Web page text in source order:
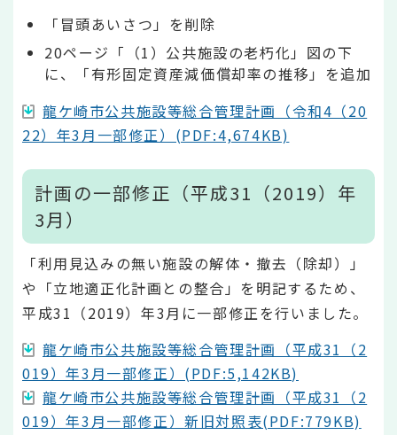
「冒頭あいさつ」を削除
20ページ「（1）公共施設の老朽化」図の下
に、「有形固定資産減価償却率の推移」を追加
龍ケ崎市公共施設等総合管理計画（令和4（20
22）年3月一部修正）(PDF:4,674KB)
計画の一部修正（平成31（2019）年
3月）
「利用見込みの無い施設の解体・撤去（除却）」
や「立地適正化計画との整合」を明記するため、
平成31（2019）年3月に一部修正を行いました。
龍ケ崎市公共施設等総合管理計画（平成31（2
019）年3月一部修正）(PDF:5,142KB)
龍ケ崎市公共施設等総合管理計画（平成31（2
019）年3月一部修正）新旧対照表(PDF:779KB)